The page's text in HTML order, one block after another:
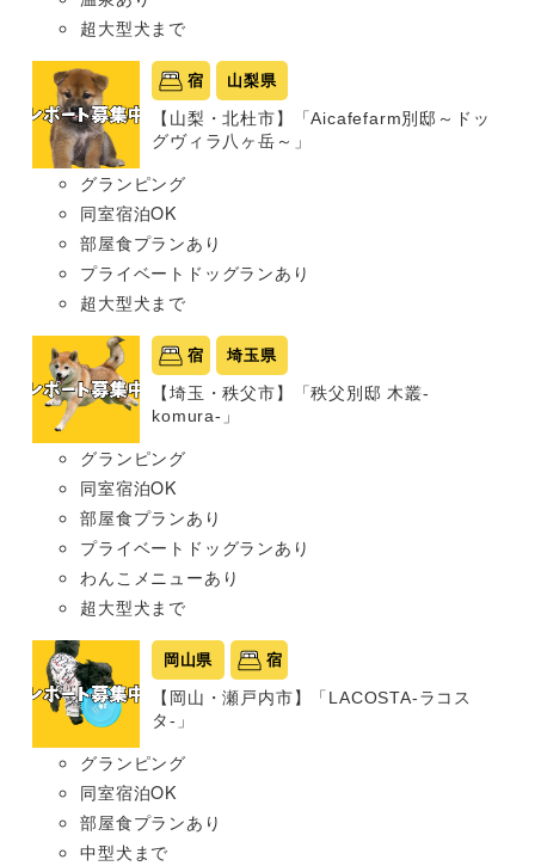
超大型犬まで
宿 山梨県
【山梨・北杜市】「Aicafefarm別邸～ドッ
グヴィラ八ヶ岳～」
グランピング
同室宿泊OK
部屋食プランあり
プライベートドッグランあり
超大型犬まで
宿 埼玉県
【埼玉・秩父市】「秩父別邸 木叢-
komura-」
グランピング
同室宿泊OK
部屋食プランあり
プライベートドッグランあり
わんこメニューあり
超大型犬まで
岡山県 宿
【岡山・瀬戸内市】「LACOSTA-ラコス
タ-」
グランピング
同室宿泊OK
部屋食プランあり
中型犬まで